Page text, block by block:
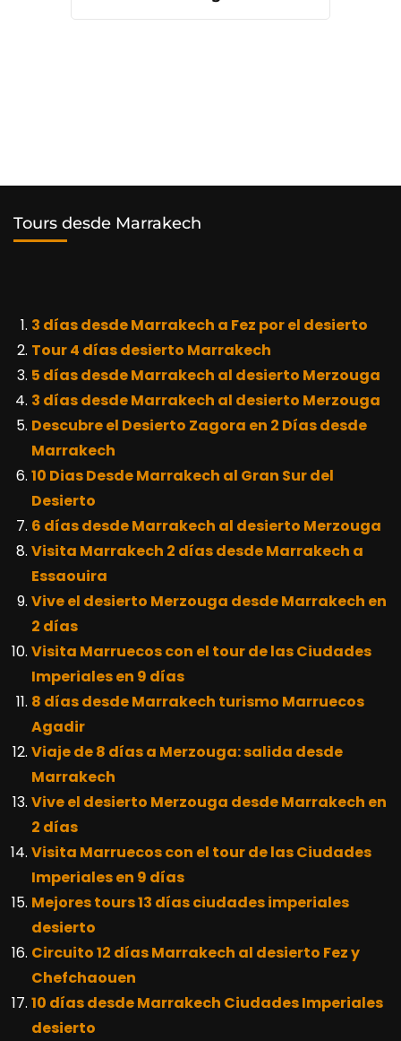
Tours desde Marrakech
3 días desde Marrakech a Fez por el desierto
Tour 4 días desierto Marrakech
5 días desde Marrakech al desierto Merzouga
3 días desde Marrakech al desierto Merzouga
Descubre el Desierto Zagora en 2 Días desde
Marrakech
10 Dias Desde Marrakech al Gran Sur del
Desierto
6 días desde Marrakech al desierto Merzouga
Visita Marrakech 2 días desde Marrakech a
Essaouira
Vive el desierto Merzouga desde Marrakech en
2 días
Visita Marruecos con el tour de las Ciudades
Imperiales en 9 días
8 días desde Marrakech turismo Marruecos
Agadir
Viaje de 8 días a Merzouga: salida desde
Marrakech
Vive el desierto Merzouga desde Marrakech en
2 días
Visita Marruecos con el tour de las Ciudades
Imperiales en 9 días
Mejores tours 13 días ciudades imperiales
desierto
Circuito 12 días Marrakech al desierto Fez y
Chefchaouen
10 días desde Marrakech Ciudades Imperiales
desierto